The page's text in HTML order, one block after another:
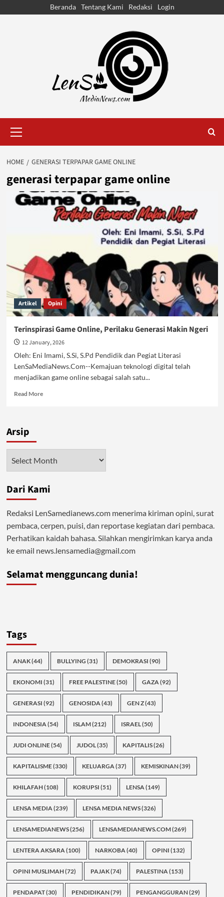
Beranda Tentang Kami Redaksi Login
Menu
HOME GENERASI TERPAPAR GAME ONLINE
generasi terpapar game online
Artikel Opini
Terinspirasi Game Online, Perilaku Generasi Makin Ngeri
12 January, 2026
Oleh: Eni Imami, S.Si, S.Pd Pendidik dan Pegiat Literasi
LenSaMediaNews.Com--Kemajuan teknologi digital telah
menjadikan game online sebagai salah satu...
Read MoreRead
Perilaku
Generasi
Arsip
Dari Kami
Redaksi LenSamedianews.com menerima kiriman opini, surat
pembaca, cerpen, puisi, dan reportase kegiatan dari pembaca.
Perhatikan kaidah bahasa. Silahkan mengirimkan karya anda
ke email news.lensamedia@gmail.com
Selamat mengguncang dunia!
Tags
ANAK(44) BULLYING (31) DEMOKRASI (90)
EKONOMI (31) FREE PALESTINE(50) GAZA(92)
GENERASI (92) GENOSIDA(43) GEN Z(43)
INDONESIA(54) ISLAM(212) ISRAEL(50)
JUDI ONLINE(54) JUDOL(35) KAPITALIS(26)
KAPITALISME(330) KELUARGA(37) KEMISKINAN(39)
KHILAFAH(108) KORUPSI (51) LENSA(149)
LENSA MEDIA(239) LENSA MEDIA NEWS(326)
LENSAMEDIANEWS(256) LENSAMEDIANEWS.COM(269)
LENTERA AKSARA(100) NARKOBA(40) OPINI (132)
OPINI MUSLIMAH(72) PAJAK(74) PALESTINA(153)
PENDAPAT(30) PENDIDIKAN(79) PENGANGGURAN(29)